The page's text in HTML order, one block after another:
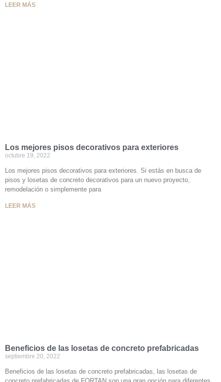
LEER MÁS
Los mejores pisos decorativos para exteriores
octubre 19, 2022
Los mejores pisos decorativos para exteriores. Si estás en busca de
pisos y losetas de concreto decorativos para un nuevo proyecto,
remodelación o simplemente para
LEER MÁS
Beneficios de las losetas de concreto prefabricadas
septiembre 20, 2022
Beneficios de las losetas de concreto prefabricadas, las losetas de